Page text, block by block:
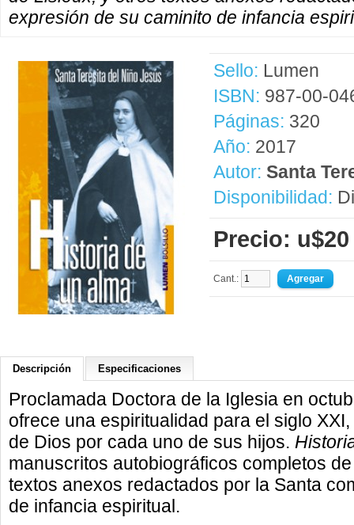
expresión de su caminito de infancia
Sello: Lumen
ISBN: 987-00-
Páginas: 320
Año: 2017
Autor: Santa
Disponibilidad:
Precio: u$20
Cant.:
Descripción Especificaciones
Proclamada Doctora de la Iglesia en
ofrece una espiritualidad para el siglo
de Dios por cada uno de sus hijos.
manuscritos autobiográficos completos
textos anexos redactados por la Santa
de infancia espiritual.